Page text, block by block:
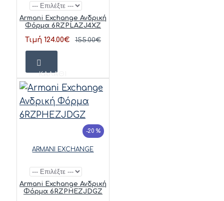
Armani Exchange Ανδρική
Φόρμα 6RZPLAZJ4XZ
Τιμή 124.00€ 155.00€
ΚΑΛΆΘΙ
-20 %
ARMANI EXCHANGE
Armani Exchange Ανδρική
Φόρμα 6RZPHEZJDGZ